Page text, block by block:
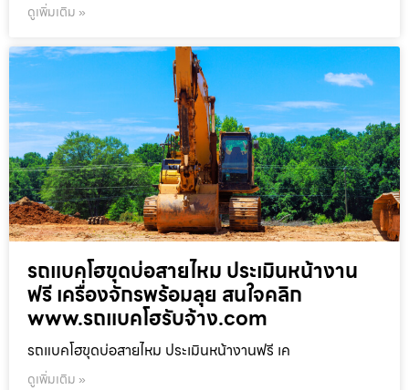
ดูเพิ่มเติม »
รถแบคโฮขุดบ่อสายไหม ประเมินหน้างาน
ฟรี เครื่องจักรพร้อมลุย สนใจคลิก
www.รถแบคโฮรับจ้าง.com
รถแบคโฮขุดบ่อสายไหม ประเมินหน้างานฟรี เค
ดูเพิ่มเติม »